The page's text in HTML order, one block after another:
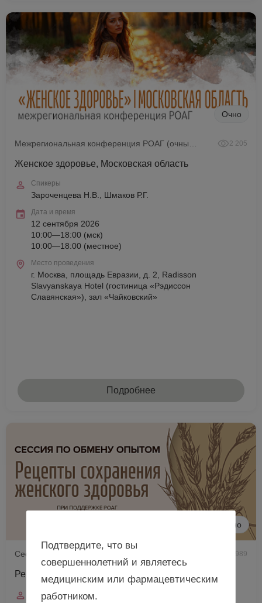
Очно
2 205
Женское здоровье, Московская область
Спикеры
Зароченцева Н.В., Шмаков Р.Г.
Дата и время
12 сентября 2026
10:00—18:00 (мск)
10:00—18:00 (местное)
Место проведения
г. Москва, площадь Евразии, д. 2, Radisson
Slavyanskaya Hotel (гостиница «Рэдиссон
Славянская»), зал «Чайковский»
Подробнее
Очно
989
Рецепты сохранения женского здоровья, г. Пенза
Спикер
Подтвердите, что вы
совершеннолетний и являетесь
медицинским или фармацевтическим
работником.